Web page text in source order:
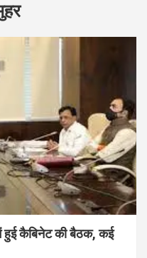
हुई कैबिनेट की बैठक, कई